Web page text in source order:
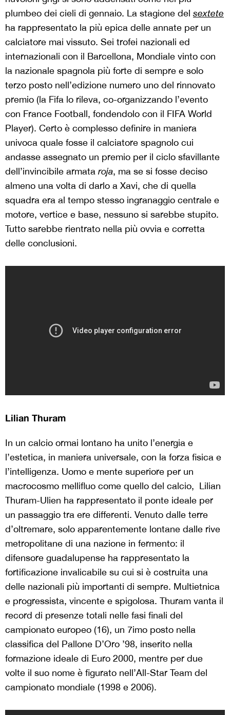
plumbeo dei cieli di gennaio. La stagione del sextete
ha rappresentato la più epica delle annate per un
calciatore mai vissuto. Sei trofei nazionali ed
internazionali con il Barcellona, Mondiale vinto con
la nazionale spagnola più forte di sempre e solo
terzo posto nell’edizione numero uno del rinnovato
premio (la Fifa lo rileva, co-organizzando l’evento
con France Football, fondendolo con il FIFA World
Player). Certo è complesso definire in maniera
univoca quale fosse il calciatore spagnolo cui
andasse assegnato un premio per il ciclo sfavillante
dell’invincibile armata roja, ma se si fosse deciso
almeno una volta di darlo a Xavi, che di quella
squadra era al tempo stesso ingranaggio centrale e
motore, vertice e base, nessuno si sarebbe stupito.
Tutto sarebbe rientrato nella più ovvia e corretta
delle conclusioni.
Lilian Thuram
In un calcio ormai lontano ha unito l’energia e
l’estetica, in maniera universale, con la forza fisica e
l’intelligenza. Uomo e mente superiore per un
macrocosmo mellifluo come quello del calcio, Lilian
Thuram-Ulien ha rappresentato il ponte ideale per
un passaggio tra ere differenti. Venuto dalle terre
d’oltremare, solo apparentemente lontane dalle rive
metropolitane di una nazione in fermento: il
difensore guadalupense ha rappresentato la
fortificazione invalicabile su cui si è costruita una
delle nazionali più importanti di sempre. Multietnica
e progressista, vincente e spigolosa. Thuram vanta il
record di presenze totali nelle fasi finali del
campionato europeo (16), un 7imo posto nella
classifica del Pallone D’Oro ’98, inserito nella
formazione ideale di Euro 2000, mentre per due
volte il suo nome è figurato nell’All-Star Team del
campionato mondiale (1998 e 2006).